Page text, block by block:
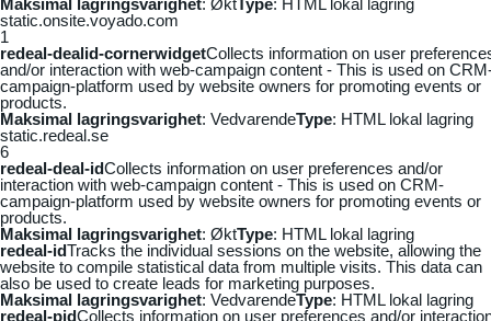
static.onsite.voyado.com
1
redeal-dealid-cornerwidgetCollects information on user
and/or interaction with web-campaign content - This is used on
campaign-platform used by website owners for promoting events or
products.
Maksimal lagringsvarighet: VedvarendeType: HTML lokal lagring
static.redeal.se
6
redeal-deal-idCollects information on user preferences and/or
interaction with web-campaign content - This is used on CRM-
campaign-platform used by website owners for promoting events or
products.
Maksimal lagringsvarighet: ØktType: HTML lokal lagring
redeal-idTracks the individual sessions on the website, allowing the
website to compile statistical data from multiple visits. This data can
also be used to create leads for marketing purposes.
Maksimal lagringsvarighet: VedvarendeType: HTML lokal lagring
redeal-pidCollects information on user preferences and/or